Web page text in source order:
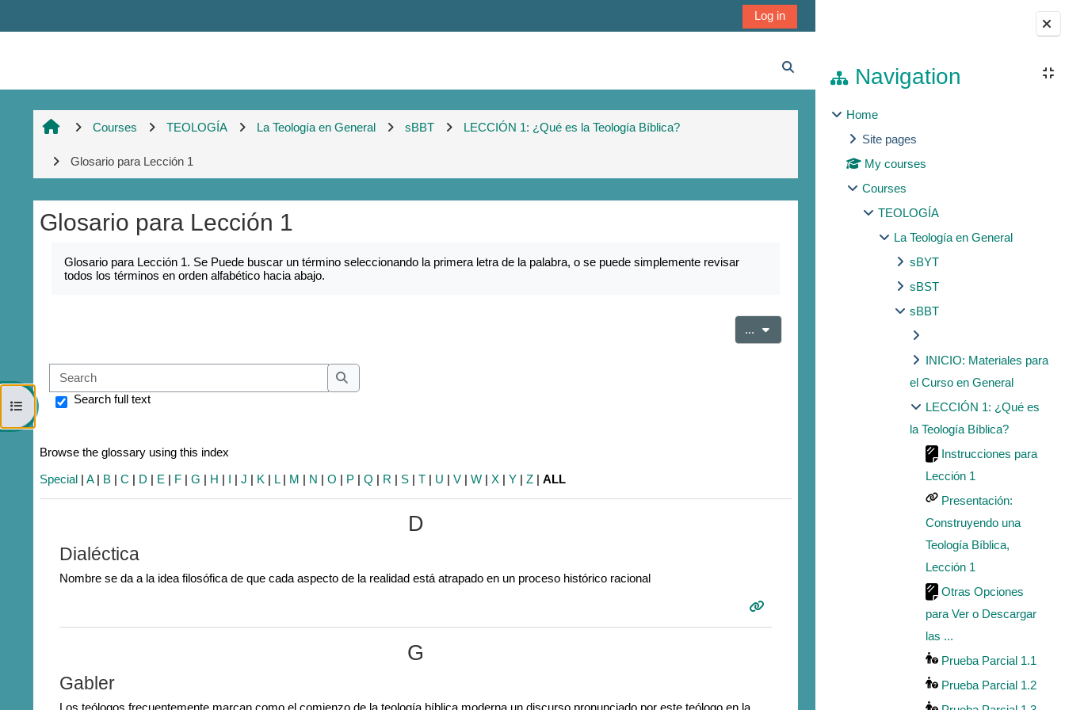
Blocks
Navigation
Home
Site pages
My courses
Courses
TEOLOGÍA
La Teología en General
sBYT
sBST
sBBT
INICIO: Materiales para
el Curso en General
LECCIÓN 1: ¿Qué es
la Teología Bíblica?
Instrucciones para
Lección 1
Presentación:
Construyendo una
Teología Bíblica,
Lección 1
Otras Opciones
para Ver o Descargar
las ...
Prueba Parcial 1.1
Prueba Parcial 1.2
Log in
Toggle search input
Open course index
Courses TEOLOGÍA La Teología en General sBBT LECCIÓN 1: ¿Qué es la Teología Bíblica?
Glosario para Lección 1
Glosario para Lección 1
Glosario para Lección 1. Se Puede buscar un término seleccionando la primera letra de la palabra, o se puede simplemente revisar
todos los términos en orden alfabético hacia abajo.
... Export entries
Search
Search
Search full text
Browse the glossary using this index
Special |A| B |C | D | E | F |G | H | I |J | K | L| M | N |O | P |Q | R | S |T | U |V |W |X |Y |Z |ALL
D
Dialéctica
Nombre se da a la idea filosófica de que cada aspecto de la realidad está atrapado en un proceso histórico racional
G
Gabler
Los teólogos frecuentemente marcan como el comienzo de la teología bíblica moderna un discurso pronunciado por este teólogo en la